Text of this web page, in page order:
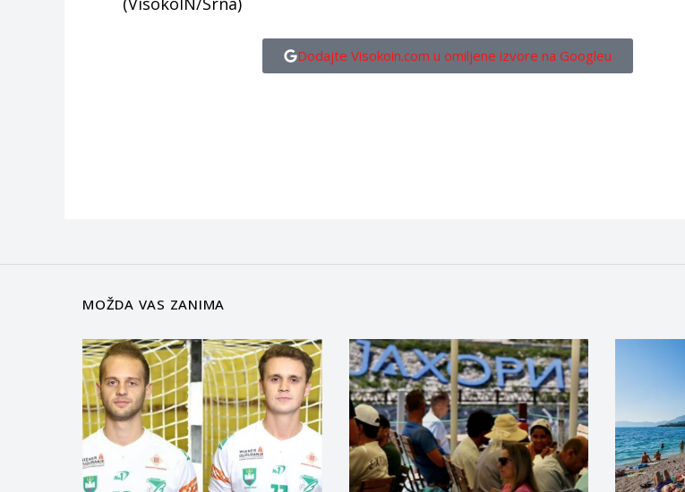
Dodajte Visokoin.com u omiljene izvore na Googleu
MOŽDA VAS ZANIMA